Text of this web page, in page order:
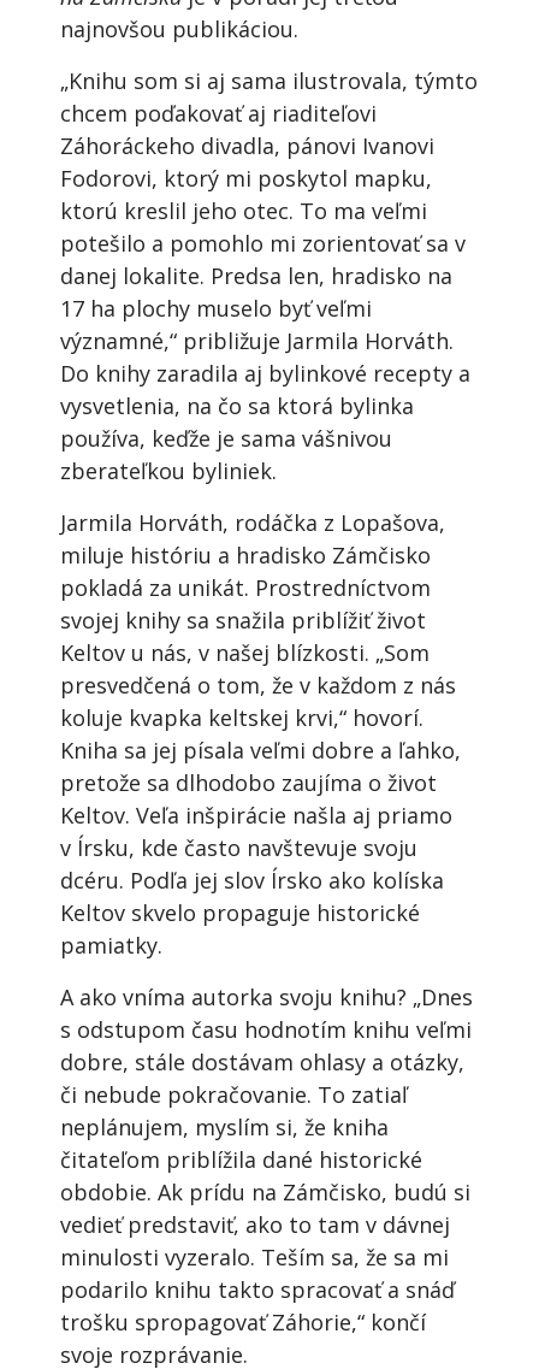
najnovšou publikáciou.
„Knihu som si aj sama ilustrovala, týmto
chcem poďakovať aj riaditeľovi
Záhoráckeho divadla, pánovi Ivanovi
Fodorovi, ktorý mi poskytol mapku,
ktorú kreslil jeho otec. To ma veľmi
potešilo a pomohlo mi zorientovať sa v
danej lokalite. Predsa len, hradisko na
17 ha plochy muselo byť veľmi
významné,“ približuje Jarmila Horváth.
Do knihy zaradila aj bylinkové recepty a
vysvetlenia, na čo sa ktorá bylinka
používa, keďže je sama vášnivou
zberateľkou byliniek.
Jarmila Horváth, rodáčka z Lopašova,
miluje históriu a hradisko Zámčisko
pokladá za unikát. Prostredníctvom
svojej knihy sa snažila priblížiť život
Keltov u nás, v našej blízkosti. „Som
presvedčená o tom, že v každom z nás
koluje kvapka keltskej krvi,“ hovorí.
Kniha sa jej písala veľmi dobre a ľahko,
pretože sa dlhodobo zaujíma o život
Keltov. Veľa inšpirácie našla aj priamo
v Írsku, kde často navštevuje svoju
dcéru. Podľa jej slov Írsko ako kolíska
Keltov skvelo propaguje historické
pamiatky.
A ako vníma autorka svoju knihu? „Dnes
s odstupom času hodnotím knihu veľmi
dobre, stále dostávam ohlasy a otázky,
či nebude pokračovanie. To zatiaľ
neplánujem, myslím si, že kniha
čitateľom priblížila dané historické
obdobie. Ak prídu na Zámčisko, budú si
vedieť predstaviť, ako to tam v dávnej
minulosti vyzeralo. Teším sa, že sa mi
podarilo knihu takto spracovať a snáď
trošku spropagovať Záhorie,“ končí
svoje rozprávanie.